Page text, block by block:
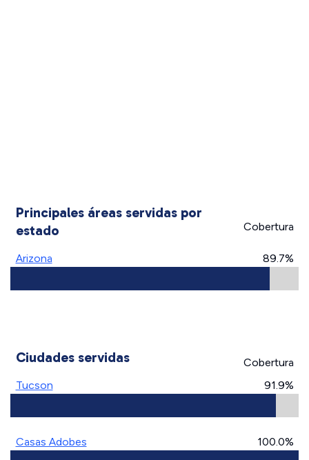
Principales áreas servidas por
estado
Cobertura
Arizona 89.7%
Ciudades servidas
Cobertura
Tucson
91.9%
Casas Adobes 100.0%